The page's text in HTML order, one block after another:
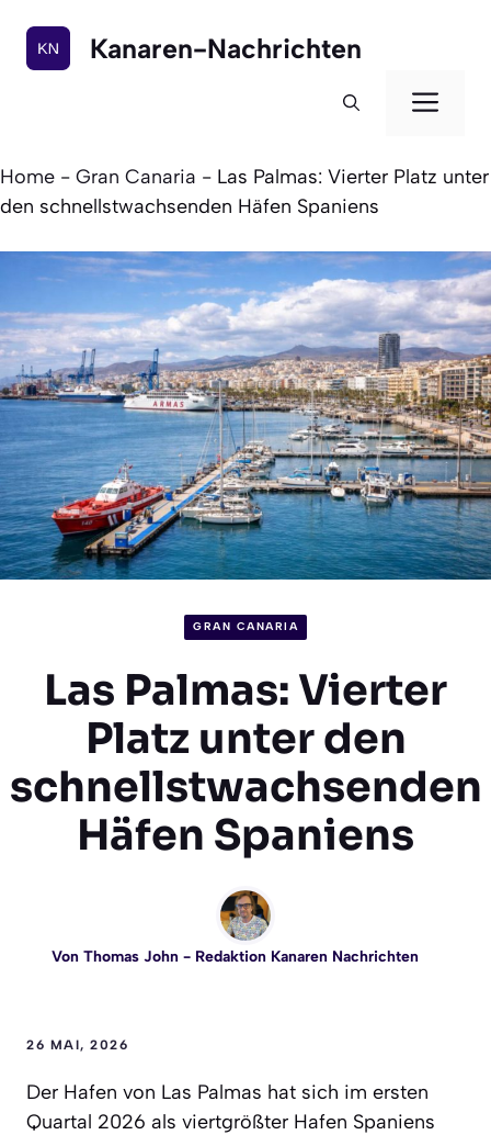
Inhalt
springen
Kanaren-Nachrichten
Home - Gran Canaria - Las Palmas: Vierter Platz unter
den schnellstwachsenden Häfen Spaniens
GRAN CANARIA
Las Palmas: Vierter
Platz unter den
schnellstwachsenden
Häfen Spaniens
Von Thomas John- Redaktion Kanaren Nachrichten
26 MAI, 2026
Der Hafen von Las Palmas hat sich im ersten
Quartal 2026 als viertgrößter Hafen Spaniens